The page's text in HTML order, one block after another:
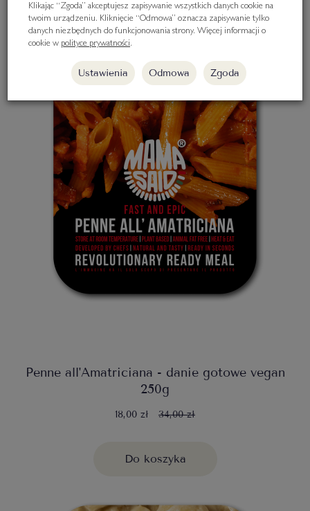
Penne all'Amatriciana - danie gotowe vegan
250g
18,00 zł 34,00 zł
Do koszyka
Klikając “Zgoda” akceptujesz zapisywanie wszystkich danych cookie na
twoim urządzeniu. Kliknięcie “Odmowa” oznacza zapisywanie tylko
danych niezbędnych do funkcjonowania strony. Więcej informacji o
cookie w polityce prywatności.
Ustawienia Odmowa Zgoda